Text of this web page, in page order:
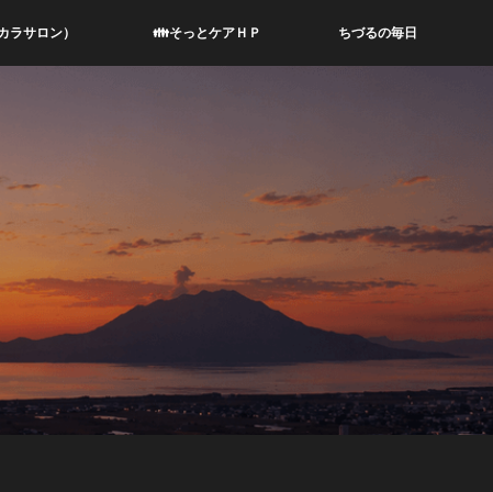
ラサロン） 👪そっとケアＨＰ ちづるの毎日